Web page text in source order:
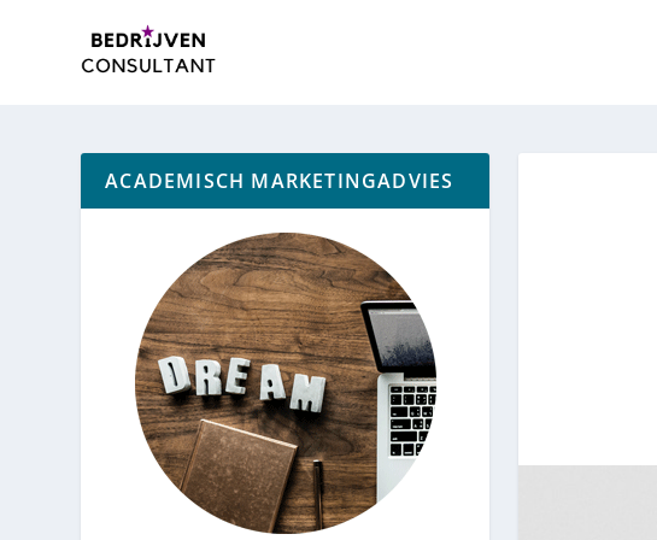
ACADEMISCH MARKETINGADVIES